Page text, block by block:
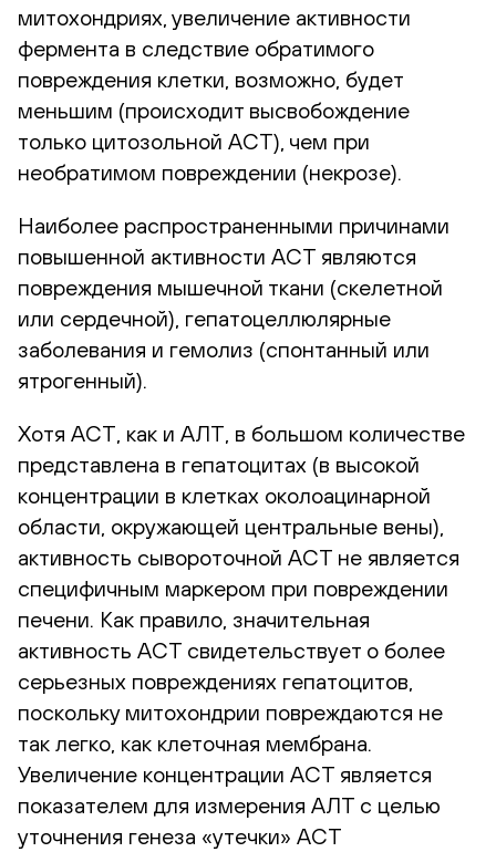
митохондриях, увеличение активности
фермента в следствие обратимого
повреждения клетки, возможно, будет
меньшим (происходит высвобождение
только цитозольной АСТ), чем при
необратимом повреждении (некрозе).
Наиболее распространенными причинами
повышенной активности АСТ являются
повреждения мышечной ткани (скелетной
или сердечной), гепатоцеллюлярные
заболевания и гемолиз (спонтанный или
ятрогенный).
Хотя АСТ, как и АЛТ, в большом количестве
представлена в гепатоцитах (в высокой
концентрации в клетках околоацинарной
области, окружающей центральные вены),
активность сывороточной АСТ не является
специфичным маркером при повреждении
печени. Как правило, значительная
активность АСТ свидетельствует о более
серьезных повреждениях гепатоцитов,
поскольку митохондрии повреждаются не
так легко, как клеточная мембрана.
Увеличение концентрации АСТ является
показателем для измерения АЛТ с целью
уточнения генеза «утечки» АСТ